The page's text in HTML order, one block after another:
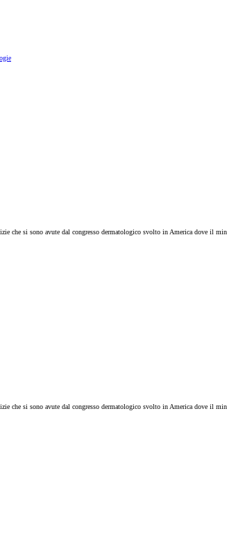
che si sono avute dal congresso dermatologico svolto in America dove il
che si sono avute dal congresso dermatologico svolto in America dove il